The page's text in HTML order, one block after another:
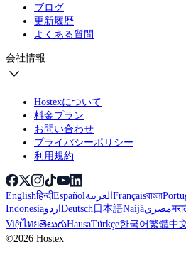
ブログ
更新履歴
よくある質問
会社情報
Hostexについて
料金プラン
お問い合わせ
プライバシーポリシー
利用規約
Englishहिन्दीEspañolالعربيةFrançaisবাংলা
IndonesiaاردوDeutsch日本語Naijáمصري
ViệtไทยతెలుగుHausaTürkçe한국어繁體中
©2026 Hostex